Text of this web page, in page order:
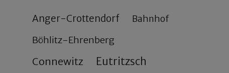
Anger-Crottendorf Bahnhof
Böhlitz-Ehrenberg
Connewitz Eutritzsch